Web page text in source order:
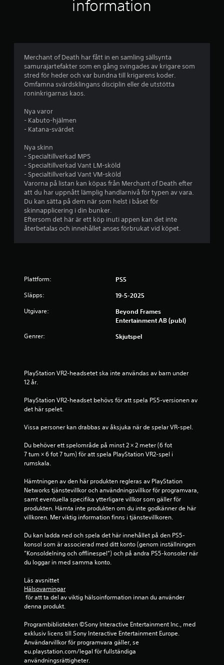
t
4
s
r
r
f
b
a
e
r
t
å
information
Merchant of Death har fått in en samling sällsynta
samurajartefakter som en gång svingades av krigare som
stred för heder och var bundna till krigarens koder.
Omfamna svärdsklingans disciplin eller de utstötta
roninkrigarnas kaos.
Nya varor
- Kabuto-hjälmen
- Katana-svärdet
Nya skinn
- Specialtillverkad MP5
- Specialtillverkad Vant LM-sköld
- Specialtillverkad Vant VM-sköld
Varorna på listan kan köpas från Merchant of Death efter
att du har uppnått lämplig handlarnivå för typen av vara.
Du kan sätta på dem när som helst i båset för
skinnapplicering i din bunker.
Eftersom det här är ett köp inuti appen kan det inte
återbetalas och innehållet anses förbrukat vid köpet.
Plattform: PS5
Släpps: 19-5-2025
Utgivare:
Beyond Frames
Entertainment AB (publ)
Genrer: Skjutspel
PlayStation VR2-headsetet ska inte användas av barn under
12 år.
PlayStation VR2-headset behövs för att spela PS5-versionen av
det här spelet.
Vissa personer kan drabbas av åksjuka när de spelar VR-spel.
Du behöver ett spelområde på minst 2 × 2 meter (6 fot
7 tum × 6 fot 7 tum) för att spela PlayStation VR2-spel i
rumskala.
Hämtningen av den här produkten regleras av PlayStation
Networks tjänstevillkor och användningsvillkor för programvara,
samt eventuella specifika ytterligare villkor som gäller för
produkten. Hämta inte produkten om du inte godkänner de här
villkoren. Mer viktig information finns i tjänstevillkoren.
Du kan ladda ned och spela det här innehållet på den PS5-
konsol som är associerad med ditt konto (genom inställningen
”Konsoldelning och offlinespel”) och på andra PS5-konsoler när
du loggar in med samma konto.
Läs avsnittet
Hälsovarningar
denna produkt.
Programbiblioteken ©Sony Interactive Entertainment Inc., med
exklusiv licens till Sony Interactive Entertainment Europe.
Användarvillkor för programvara gäller, se
eu.playstation.com/legal för fullständiga
användningsrättigheter.